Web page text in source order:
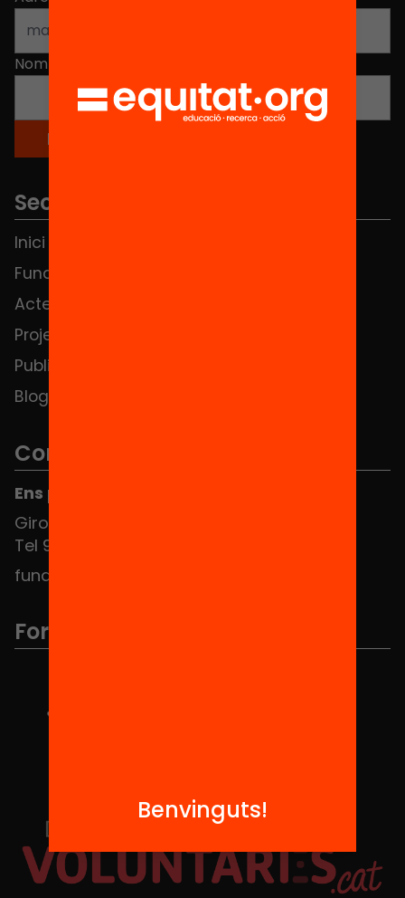
Nom
Seccions
Inici
Fundació
Actes
Projectes
Publicacions i vídeos
Blog
Contacte
Ens pots trobar al Hub Social
Girona 34, interior 08010 Barcelona
Tel 934 588 700
fundacio@equitat.org
Formem part de...
Benvinguts!